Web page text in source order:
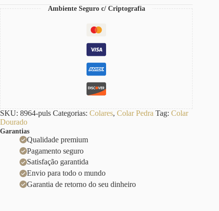
Ambiente Seguro c/ Criptografia
SKU: 8964-puls Categorias: Colares, Colar Pedra Tag: Colar
Dourado
Garantias
Qualidade premium
Pagamento seguro
Satisfação garantida
Envio para todo o mundo
Garantia de retorno do seu dinheiro